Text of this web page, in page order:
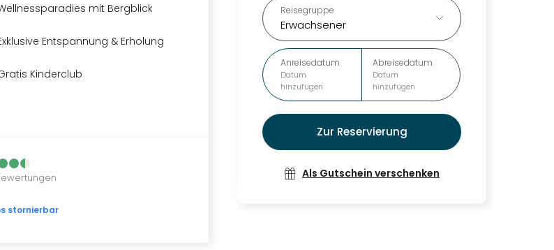
Reisegruppe
Erwachsener
Anreisedatum
Datum
hinzufügen
Abreisedatum
Datum
hinzufügen
Zur Reservierung
Als Gutschein verschenken
mit Bergblick
Entspannung & Erholung
Kinderclub
stornierbar